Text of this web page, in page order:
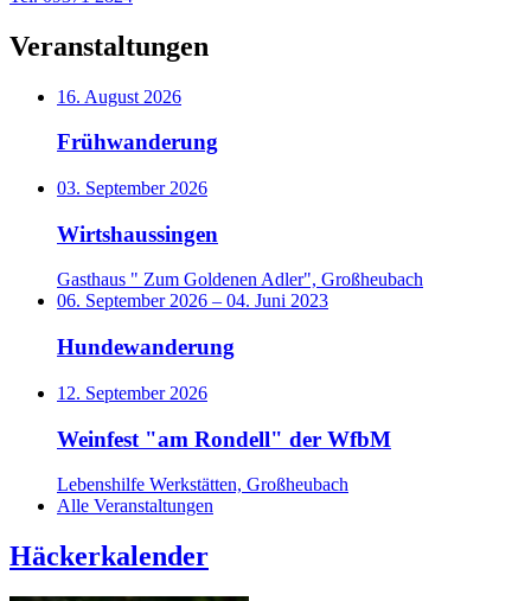
Veranstaltungen
16. August 2026
Frühwanderung
03. September 2026
Wirtshaussingen
Gasthaus " Zum Goldenen Adler", Großheubach
06. September 2026 – 04. Juni 2023
Hundewanderung
12. September 2026
Weinfest "am Rondell" der WfbM
Lebenshilfe Werkstätten, Großheubach
Alle Veranstaltungen
Häckerkalender